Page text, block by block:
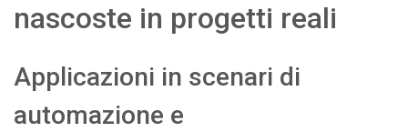
nascoste in progetti reali
Applicazioni in scenari di
automazione e